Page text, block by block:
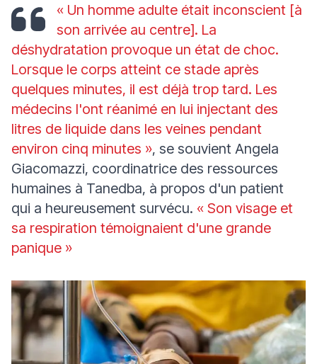
« Un homme adulte était inconscient [à
son arrivée au centre]. La
déshydratation provoque un état de choc.
Lorsque le corps atteint ce stade après
quelques minutes, il est déjà trop tard. Les
médecins l'ont réanimé en lui injectant des
litres de liquide dans les veines pendant
environ cinq minutes », se souvient Angela
Giacomazzi, coordinatrice des ressources
humaines à Tanedba, à propos d'un patient
qui a heureusement survécu. « Son visage et
sa respiration témoignaient d'une grande
panique »